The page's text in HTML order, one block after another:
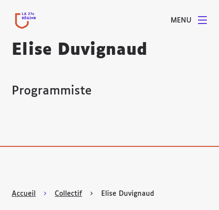
MENU
Elise Duvignaud
Programmiste
Accueil Collectif Elise Duvignaud